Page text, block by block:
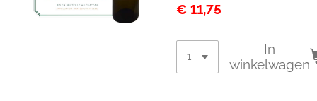
€ 11,75
In
winkelwagen